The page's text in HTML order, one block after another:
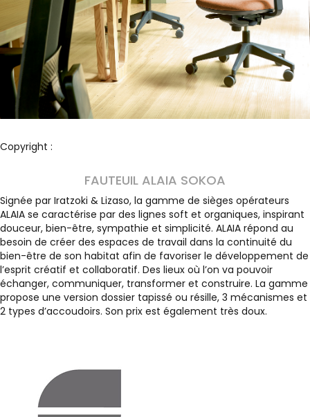
Copyright :
FAUTEUIL ALAIA SOKOA
Signée par Iratzoki & Lizaso, la gamme de sièges opérateurs
ALAIA se caractérise par des lignes soft et organiques, inspirant
douceur, bien-être, sympathie et simplicité. ALAIA répond au
besoin de créer des espaces de travail dans la continuité du
bien-être de son habitat afin de favoriser le développement de
l’esprit créatif et collaboratif. Des lieux où l’on va pouvoir
échanger, communiquer, transformer et construire. La gamme
propose une version dossier tapissé ou résille, 3 mécanismes et
2 types d’accoudoirs. Son prix est également très doux.